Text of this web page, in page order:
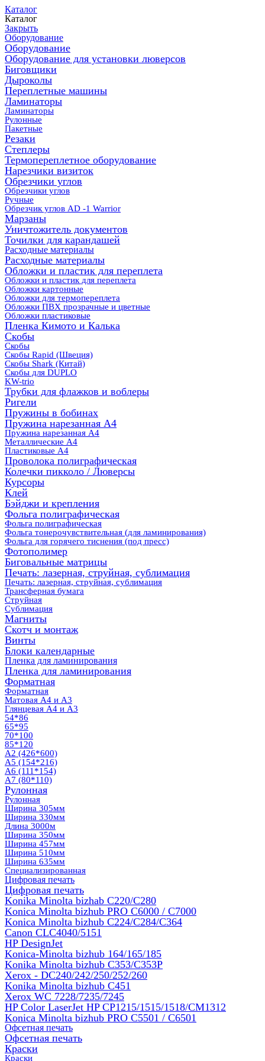
Каталог
Каталог
Закрыть
Оборудование
Оборудование
Оборудование для установки люверсов
Биговщики
Дыроколы
Переплетные машины
Ламинаторы
Ламинаторы
Рулонные
Пакетные
Резаки
Степлеры
Термопереплетное оборудование
Нарезчики визиток
Обрезчики углов
Обрезчики углов
Ручные
Обрезчик углов AD -1 Warrior
Марзаны
Уничтожитель документов
Точилки для карандашей
Расходные материалы
Расходные материалы
Обложки и пластик для переплета
Обложки и пластик для переплета
Обложки картонные
Обложки для термопереплета
Обложки ПВХ прозрачные и цветные
Обложки пластиковые
Пленка Кимото и Калька
Скобы
Скобы
Скобы Rapid (Швеция)
Скобы Shark (Китай)
Скобы для DUPLO
KW-trio
Трубки для флажков и воблеры
Ригели
Пружины в бобинах
Пружина нарезанная А4
Пружина нарезанная А4
Металлические А4
Пластиковые А4
Проволока полиграфическая
Колечки пикколо / Люверсы
Курсоры
Клей
Бэйджи и крепления
Фольга полиграфическая
Фольга полиграфическая
Фольга тонерочувствительная (для ламинирования)
Фольга для горячего тиснения (под пресс)
Фотополимер
Биговальные матрицы
Печать: лазерная, струйная, сублимация
Печать: лазерная, струйная, сублимация
Трансферная бумага
Струйная
Сублимация
Магниты
Скотч и монтаж
Винты
Блоки календарные
Пленка для ламинирования
Пленка для ламинирования
Форматная
Форматная
Матовая А4 и А3
Глянцевая А4 и А3
54*86
65*95
70*100
85*120
А2 (426*600)
А5 (154*216)
А6 (111*154)
А7 (80*110)
Рулонная
Рулонная
Ширина 305мм
Ширина 330мм
Длина 3000м
Ширина 350мм
Ширина 457мм
Ширина 510мм
Ширина 635мм
Специализированная
Цифровая печать
Цифровая печать
Konika Minolta bizhab C220/C280
Konica Minolta bizhub PRO C6000 / C7000
Konica Minolta bizhub С224/С284/С364
Canon CLC4040/5151
HP DesignJet
Konica-Minolta bizhub 164/165/185
Konika Minolta bizhub C353/C353Р
Xerox - DC240/242/250/252/260
Konika Minolta bizhub C451
Xerox WC 7228/7235/7245
HP Color LaserJet HP CP1215/1515/1518/CM1312
Konica Minolta bizhub PRO С5501 / С6501
Офсетная печать
Офсетная печать
Краски
Краски